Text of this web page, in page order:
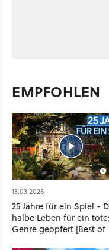
EMPFOHLEN
13.03.2026
25 Jahre für ein Spiel -
halbe Leben für ein
Genre geopfert [Best of